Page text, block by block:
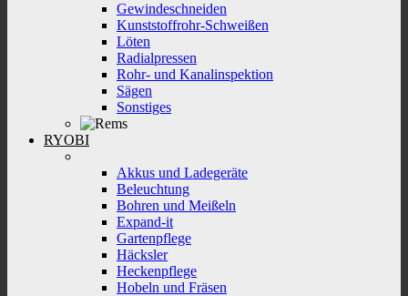
Gewindeschneiden
Kunststoffrohr-Schweißen
Löten
Radialpressen
Rohr- und Kanalinspektion
Sägen
Sonstiges
RYOBI
Akkus und Ladegeräte
Beleuchtung
Bohren und Meißeln
Expand-it
Gartenpflege
Häcksler
Heckenpflege
Hobeln und Fräsen